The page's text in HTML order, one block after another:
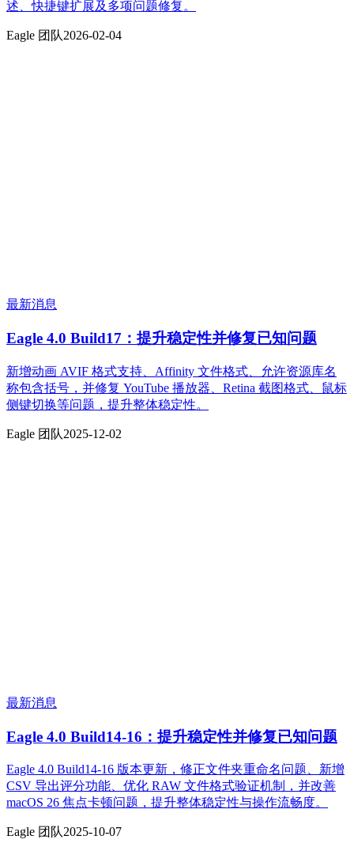
述、快捷键扩展及多项问题修复。
Eagle 团队2026-02-04
最新消息
Eagle 4.0 Build17：提升稳定性并修复已知问题
新增动画 AVIF 格式支持、Affinity 文件格式、允许资源库名
称包含括号，并修复 YouTube 播放器、Retina 截图格式、鼠标
侧键切换等问题，提升整体稳定性。
Eagle 团队2025-12-02
最新消息
Eagle 4.0 Build14-16：提升稳定性并修复已知问题
Eagle 4.0 Build14-16 版本更新，修正文件夹重命名问题、新增
CSV 导出评分功能、优化 RAW 文件格式验证机制，并改善
macOS 26 焦点卡顿问题，提升整体稳定性与操作流畅度。
Eagle 团队2025-10-07